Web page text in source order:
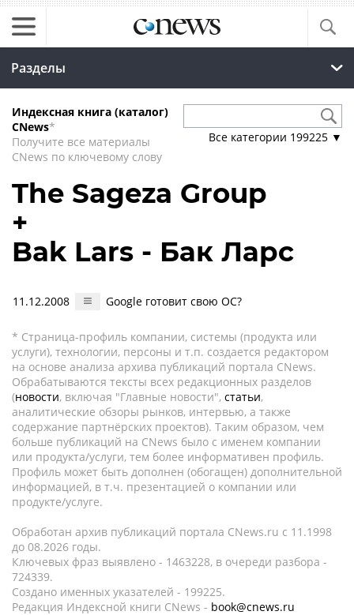
Разделы
Индексная книга (каталог)
CNews*
Получите все материалы
CNews по ключевому слову
Все категории 199225 ▼
The Sageza Group
+
Bak Lars - Бак Ларс
11.12.2008 Google готовит свою ОС?
* Страница-профиль компании, системы (продукта или
услуги), технологии, персоны и т.п. создается редактором
на основе анализа архива публикаций портала CNews.
Обрабатываются тексты всех редакционных разделов
(новости, включая "Главные новости", статьи,
аналитические обзоры рынков, интервью, а также
содержание партнёрских проектов). Таким образом, чем
больше публикаций на CNews было с именем компании
или продукта/услуги, тем более информативен профиль.
Профиль может быть дополнен (обогащен) дополнительной
информацией, в т.ч. презентацией о компании или
продукте/услуге.
Обработан архив публикаций портала CNews.ru c 11.1998
до 08.2026 годы.
Ключевых фраз выявлено - 1463228, в очереди разбора -
724339.
Создано именных указателей - 199225.
Редакция Индексной книги CNews - book@cnews.ru